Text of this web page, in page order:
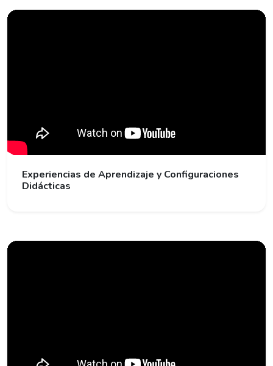
Experiencias de Aprendizaje y Configuraciones
Didácticas